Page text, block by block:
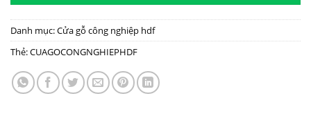
Danh mục:Cửa gỗ công nghiệp hdf
Thẻ:CUAGOCONGNGHIEPHDF